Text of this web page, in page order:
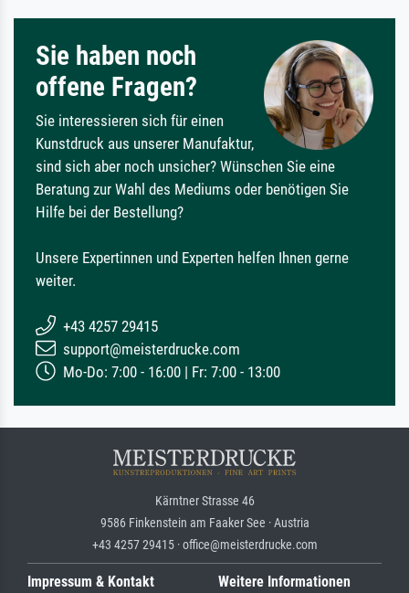
Sie haben noch
offene Fragen?
Sie interessieren sich für einen
Kunstdruck aus unserer Manufaktur,
sind sich aber noch unsicher? Wünschen Sie eine
Beratung zur Wahl des Mediums oder benötigen Sie
Hilfe bei der Bestellung?
Unsere Expertinnen und Experten helfen Ihnen gerne
weiter.
+43 4257 29415
support@meisterdrucke.com
Mo-Do: 7:00 - 16:00 | Fr: 7:00 - 13:00
Kärntner Strasse 46
9586 Finkenstein am Faaker See · Austria
+43 4257 29415 · office@meisterdrucke.com
Impressum & Kontakt Weitere Informationen